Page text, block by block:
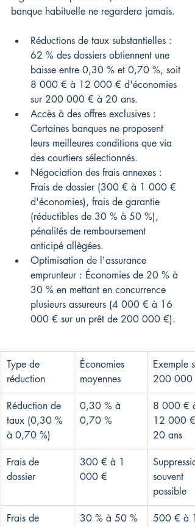
banque habituelle ne regardera jamais.
Réductions de taux substantielles :
62 % des dossiers obtiennent une
baisse entre 0,30 % et 0,70 %, soit
8 000 € à 12 000 € d'économies
sur 200 000 € à 20 ans.
Accès à des offres exclusives :
Certaines banques ne proposent
leurs meilleures conditions que via
des courtiers sélectionnés.
Négociation des frais annexes :
Frais de dossier (300 € à 1 000 €
d'économies), frais de garantie
(réductibles de 30 % à 50 %),
pénalités de remboursement
anticipé allègées.
Optimisation de l'assurance
emprunteur : Économies de 20 % à
30 % en mettant en concurrence
plusieurs assureurs (4 000 € à 16
000 € sur un prêt de 200 000 €).
Type de
réduction
Économies
moyennes
Exemple
200 000 €
Réduction de
taux (0,30 %
à 0,70 %)
0,30 % à
0,70 %
8 000 € à
12 000 €
20 ans
Frais de
dossier
300 € à 1
000 €
souvent
possible
Frais de
30 % à 50 %
500 € à 1